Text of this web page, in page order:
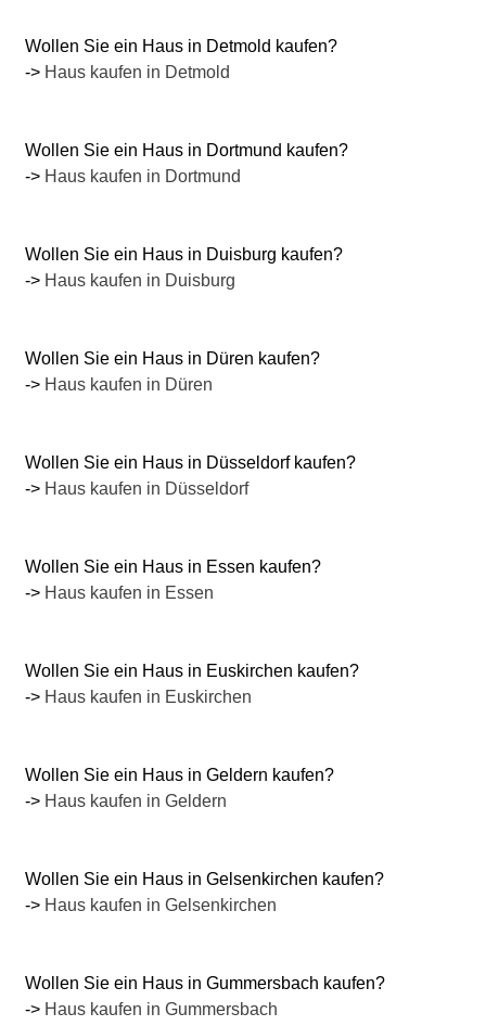
Wollen Sie ein Haus in Detmold kaufen?
-> Haus kaufen in Detmold
Wollen Sie ein Haus in Dortmund kaufen?
-> Haus kaufen in Dortmund
Wollen Sie ein Haus in Duisburg kaufen?
-> Haus kaufen in Duisburg
Wollen Sie ein Haus in Düren kaufen?
-> Haus kaufen in Düren
Wollen Sie ein Haus in Düsseldorf kaufen?
-> Haus kaufen in Düsseldorf
Wollen Sie ein Haus in Essen kaufen?
-> Haus kaufen in Essen
Wollen Sie ein Haus in Euskirchen kaufen?
-> Haus kaufen in Euskirchen
Wollen Sie ein Haus in Geldern kaufen?
-> Haus kaufen in Geldern
Wollen Sie ein Haus in Gelsenkirchen kaufen?
-> Haus kaufen in Gelsenkirchen
Wollen Sie ein Haus in Gummersbach kaufen?
-> Haus kaufen in Gummersbach